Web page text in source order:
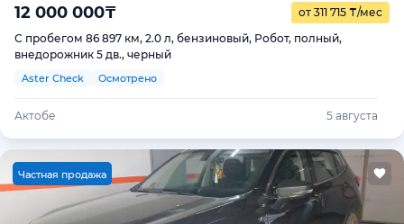
12 000 000₸ от 311 715 ₸/мес
С пробегом 86 897 км, 2.0 л, бензиновый, Робот, полный,
внедорожник 5 дв., черный
Aster Check Осмотрено
Актобе 5 августа
Частная продажа